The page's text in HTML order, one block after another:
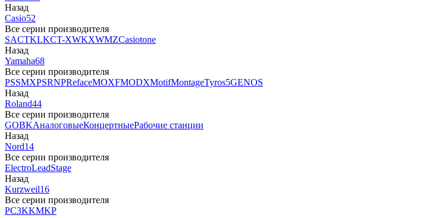
Назад
Casio52
Все серии производителя
SACTKLKCT-XWKXWMZCasiotone
Назад
Yamaha68
Все серии производителя
PSSMXPSRNPRefaceMOXFMODXMotifMontageTyros5GENOS
Назад
Roland44
Все серии производителя
GOBKАналоговыеКонцертныеРабочие станции
Назад
Nord14
Все серии производителя
ElectroLeadStage
Назад
Kurzweil16
Все серии производителя
PC3KKMKP